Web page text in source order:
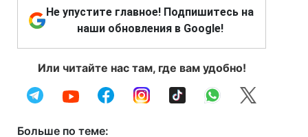
Не упустите главное! Подпишитесь на
наши обновления в Google!
Или читайте нас там, где вам удобно!
Больше по теме: